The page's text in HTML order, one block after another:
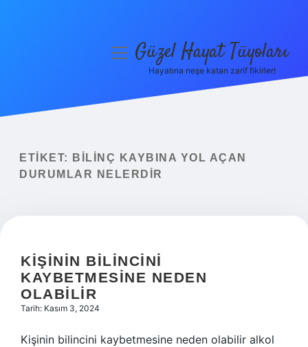
Yasal Uyarı
menüyüGüzel Hayat Tüyoları
Hayatına neşe katan zarif fikirler!
ETIKET:
BILINÇ KAYBINA YOL AÇAN
DURUMLAR NELERDIR
KIŞININ BILINCINI
KAYBETMESINE NEDEN
OLABILIR
Tarih: Kasım 3, 2024
Kişinin bilincini kaybetmesine neden olabilir alkol